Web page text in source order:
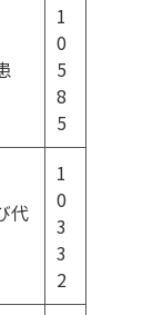
1
0
5
8
5
代
1
0
3
3
2